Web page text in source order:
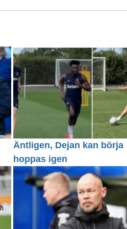
Äntligen, Dejan kan börja
hoppas igen